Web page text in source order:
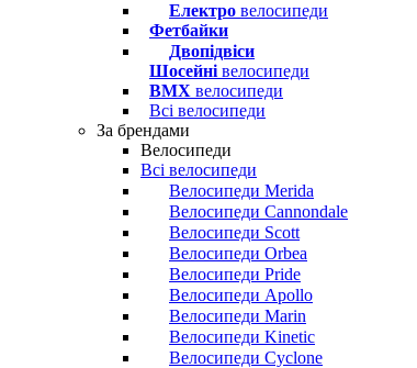
Електро велосипеди
Фетбайки
Двопідвіси
Шосейні велосипеди
BMX велосипеди
Всі велосипеди
За брендами
Велосипеди
Всі велосипеди
Велосипеди Merida
Велосипеди Cannondale
Велосипеди Scott
Велосипеди Orbea
Велосипеди Pride
Велосипеди Apollo
Велосипеди Marin
Велосипеди Kinetic
Велосипеди Cyclone